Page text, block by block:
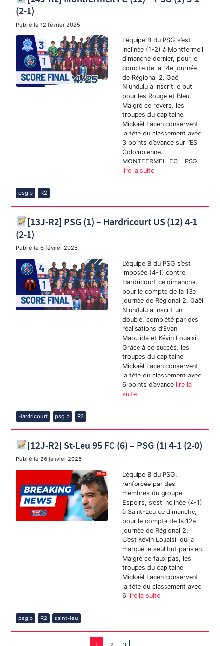
(2-1)
Publié le12 février 2025
L’équipe B du PSG s’est
inclinée (1-2) à Montfermeil
dimanche dernier, pour le
compte de la 14e journée
de Régional 2. Gaël
Nlundulu a inscrit le but
pour les Rouge et Bleu.
Malgré ce revers, les
troupes du capitaine
Mickaël Lacen conservent
la tête du classement avec
3 points d’avance sur l’ES
Colombienne.
MONTFERMEIL FC – PSG
lire la suite
psg b R2
[13J-R2] PSG (1) – Hardricourt US (12) 4-1
(2-1)
Publié le6 février 2025
L’équipe B du PSG s’est
imposée (4-1) contre
Hardricourt ce dimanche,
pour le compte de la 13e
journée de Régional 2. Gaël
Nlundulu a inscrit un
doublé, complété par des
réalisations d’Evan
Maoulida et Kévin Louaisil.
Grâce à ce succès, les
troupes du capitaine
Mickaël Lacen conservent
la tête du classement avec
6 points d’avance lire la
suite
Hardricourt psg b R2
[12J-R2] St-Leu 95 FC (6) – PSG (1) 4-1 (2-0)
Publié le26 janvier 2025
L’équipe B du PSG,
renforcée par des
membres du groupe
Espoirs, s’est inclinée (4-1)
à Saint-Leu ce dimanche,
pour le compte de la 12e
journée de Régional 2.
C’est Kévin Louaisil qui a
marqué le seul but parisien.
Malgré ce faux pas, les
troupes du capitaine
Mickaël Lacen conservent
la tête du classement avec
6 lire la suite
psg b R2 saint-leu